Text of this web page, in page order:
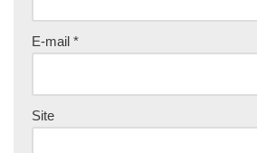
E-mail *
Site